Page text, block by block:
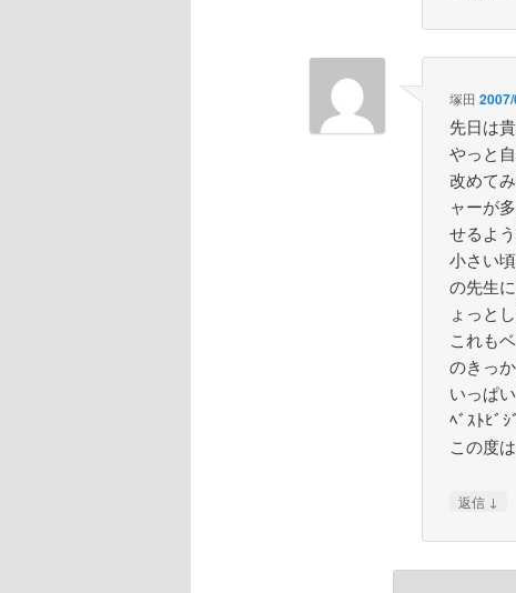
塚田
先日は
やっと
改めて
ャーが
せるよ
小さい
の先生
ょっと
これも
のきっ
いっぱ
ﾍﾞｽﾄﾋﾞ
この度
返信 ↓